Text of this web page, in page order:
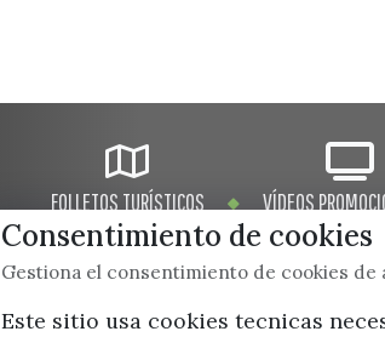
FOLLETOS TURÍSTICOS VÍDEOS
Consentimiento de cookies
Gestiona el consentimiento de cookies de
Este sitio usa cookies tecnicas